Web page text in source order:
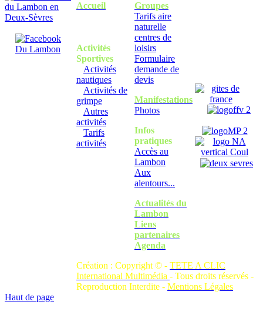
Accueil
Activités
Sportives
Activités
nautiques
Activités de
grimpe
Autres
activités
Tarifs
activités
Groupes
Tarifs aire
naturelle
centres de
loisirs
Formulaire
demande de
devis
Manifestations
Photos
Infos
pratiques
Accès au
Lambon
Aux
alentours...
Actualités du
Lambon
Liens
partenaires
Agenda
Création : Copyright © - TETE A CLIC
International Multimédia - Tous droits réservés -
Reproduction Interdite - Mentions Légales
Haut de page